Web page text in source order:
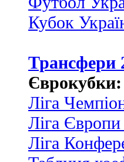
Кубок
Трансфери
Єврокубки:
Ліга
Ліга
Ліга